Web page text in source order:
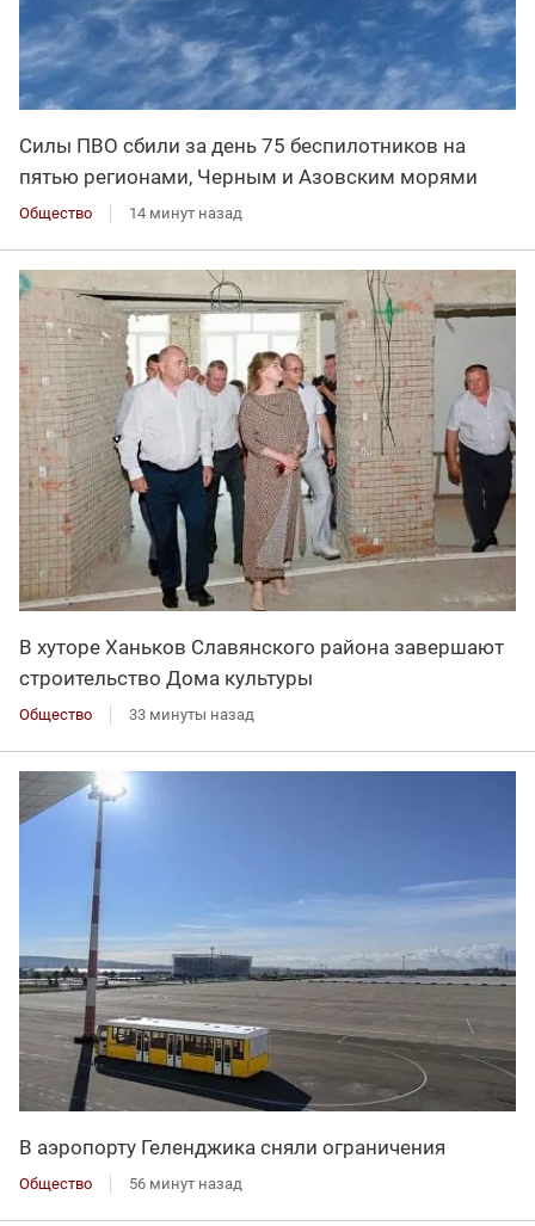
Силы ПВО сбили за день 75 беспилотников на
пятью регионами, Черным и Азовским морями
Общество 14 минут назад
В хуторе Ханьков Славянского района завершают
строительство Дома культуры
Общество 33 минуты назад
В аэропорту Геленджика сняли ограничения
Общество 56 минут назад